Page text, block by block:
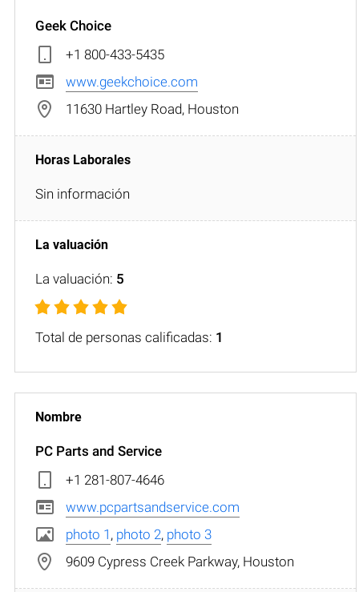
Geek Choice
+1 800-433-5435
www.geekchoice.com
11630 Hartley Road, Houston
Sin información
La valuación: 5
Total de personas calificadas: 1
PC Parts and Service
+1 281-807-4646
www.pcpartsandservice.com
photo 1 , photo 2, photo 3
9609 Cypress Creek Parkway, Houston